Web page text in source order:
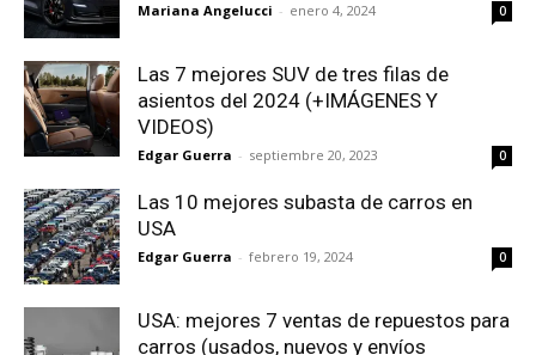
Mariana Angelucci - enero 4, 2024 0
Las 7 mejores SUV de tres filas de
asientos del 2024 (+IMÁGENES Y
VIDEOS)
Edgar Guerra - septiembre 20, 2023 0
Las 10 mejores subasta de carros en
USA
Edgar Guerra - febrero 19, 2024 0
USA: mejores 7 ventas de repuestos para
carros (usados, nuevos y envíos